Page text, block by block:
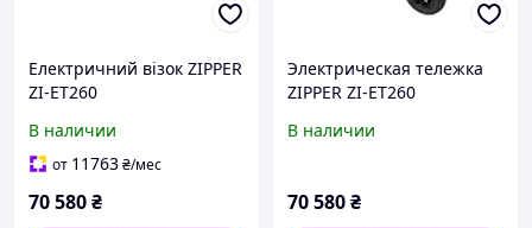
Електричний візок ZIPPER
ZI-ET260
В наличии
от 11763₴/мес
70 580₴
Электрическая тележка
ZIPPER ZI-ET260
В наличии
70 580₴